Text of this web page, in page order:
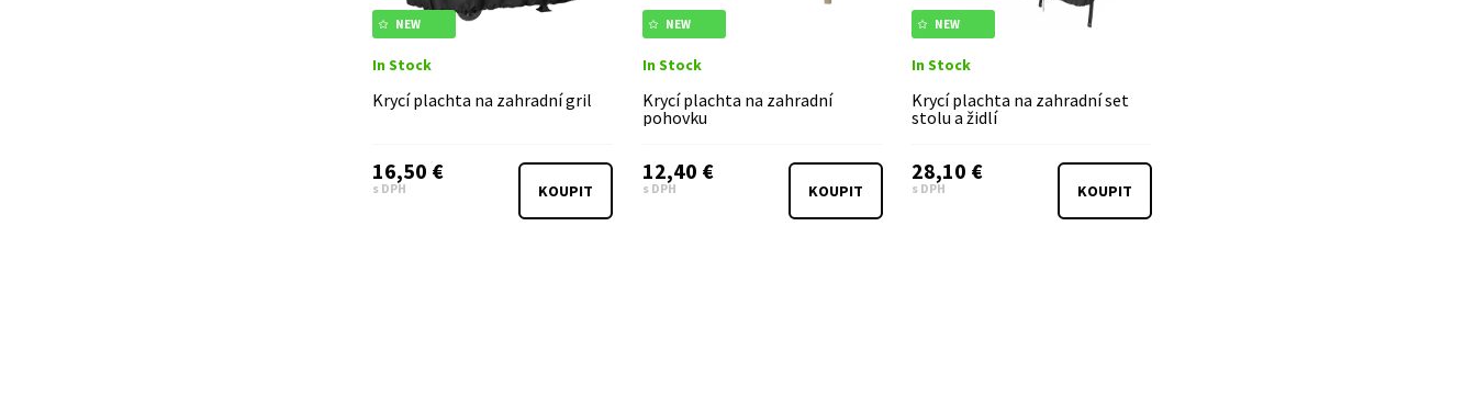
NEW
In Stock
Krycí plachta na zahradní gril
16,50 €
s DPH KOUPIT
NEW
In Stock
Krycí plachta na zahradní
pohovku
12,40 €
s DPH KOUPIT
NEW
In Stock
Krycí plachta na zahradní set
stolu a židlí
28,10 €
s DPH KOUPIT